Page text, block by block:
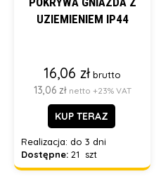
UZIEMIENIEM IP44
16,06 zł brutto
13,06 zł netto +23% VAT
KUP TERAZ
Realizacja: do 3 dni
Dostępne: 21 szt